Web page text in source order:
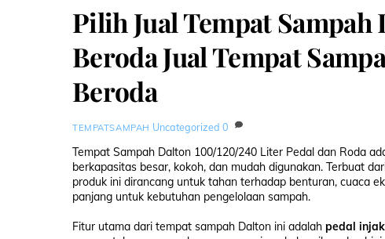
Pilih Jual Tempat
Beroda Jual Tempat
Beroda
TEMPATSAMPAH Uncategorized 0
Tempat Sampah Dalton 100/120/240 Liter Pedal dan Roda
berkapasitas besar, kokoh, dan mudah digunakan. Terbuat
produk ini dirancang untuk tahan terhadap benturan, cuaca
panjang untuk kebutuhan pengelolaan sampah.
Fitur utama dari tempat sampah Dalton ini adalah pedal injak